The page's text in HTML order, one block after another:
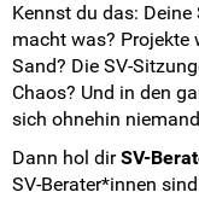
SV-Kontakt
Anmeldeformular
LSK-Delis melden
Kennst du das:
macht was? Projekte
Sand? Die SV-
Chaos? Und in den
sich ohnehin
Dann hol dirSV-
SV-Berater*innen